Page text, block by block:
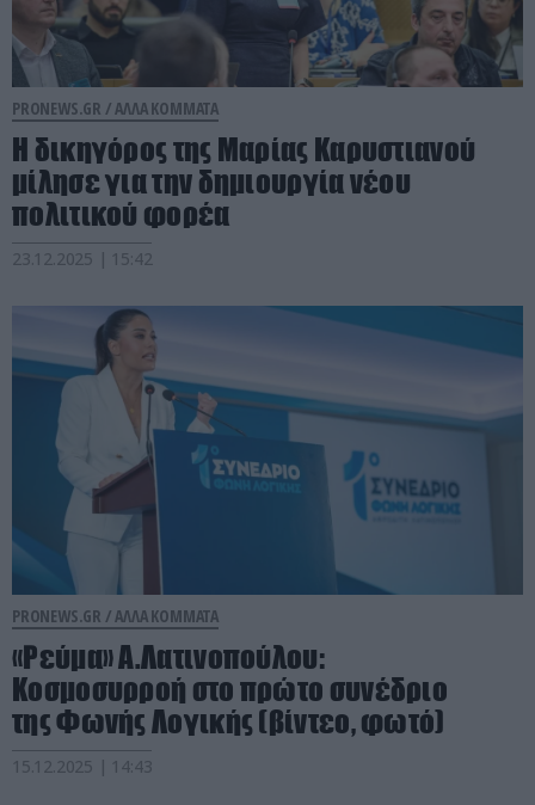
PRONEWS.GR /ΑΛΛΑ ΚΟΜΜΑΤΑ
Η δικηγόρος της Μαρίας Καρυστιανού
μίλησε για την δημιουργία νέου
πολιτικού φορέα
23.12.2025 | 15:42
PRONEWS.GR /ΑΛΛΑ ΚΟΜΜΑΤΑ
«Ρεύμα» Α.Λατινοπούλου:
Κοσμοσυρροή στο πρώτο συνέδριο
της Φωνής Λογικής (βίντεο, φωτό)
15.12.2025 | 14:43